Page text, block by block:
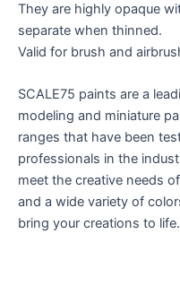
They are highly opaque
separate when thinned.
Valid for brush and
SCALE75 paints are a
modeling and miniature
ranges that have been
professionals in the
meet the creative needs
and a wide variety of
bring your creations to life.